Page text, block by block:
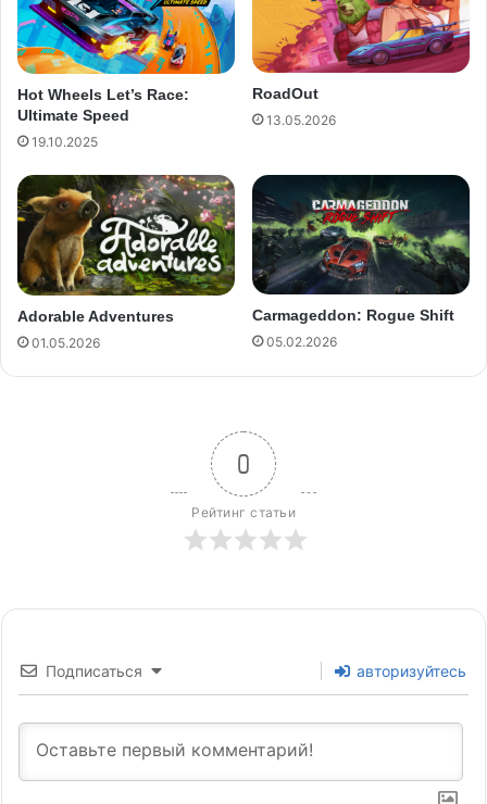
Hot Wheels Let’s Race:
Ultimate Speed
19.10.2025
RoadOut
13.05.2026
Adorable Adventures
01.05.2026
Carmageddon: Rogue Shift
05.02.2026
0
Рейтинг статьи
Подписаться авторизуйтесь